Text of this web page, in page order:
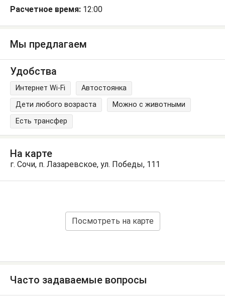
Расчетное время: 12:00
Мы предлагаем
Удобства
Интернет Wi-Fi
Автостоянка
Дети любого возраста
Можно с животными
Есть трансфер
На карте
г. Сочи, п. Лазаревское, ул. Победы, 111
Посмотреть на карте
Часто задаваемые вопросы